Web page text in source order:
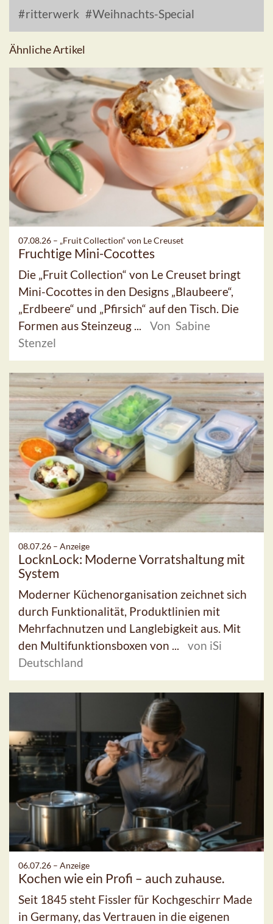
ritterwerk Weihnachts-Special
Ähnliche Artikel
07.08.26 – „Fruit Collection“ von Le Creuset
Fruchtige Mini-Cocottes
Die „Fruit Collection“ von Le Creuset bringt
Mini-Cocottes in den Designs „Blaubeere“,
„Erdbeere“ und „Pfirsich“ auf den Tisch. Die
Formen aus Steinzeug ...
Von Sabine
Stenzel
08.07.26 – Anzeige
LocknLock: Moderne Vorratshaltung mit
System
Moderner Küchenorganisation zeichnet sich
durch Funktionalität, Produktlinien mit
Mehrfachnutzen und Langlebigkeit aus. Mit
den Multifunktionsboxen von ...
von iSi
Deutschland
06.07.26 – Anzeige
Kochen wie ein Profi – auch zuhause.
Seit 1845 steht Fissler für Kochgeschirr Made
in Germany, das Vertrauen in die eigenen